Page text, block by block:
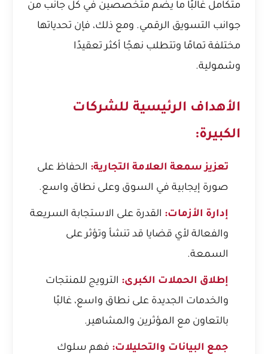
متكامل غالبًا ما يضم متخصصين في كل جانب من
جوانب التسويق الرقمي. ومع ذلك، فإن تحدياتها
مختلفة تمامًا وتتطلب نهجًا أكثر تعقيدًا
وشمولية.
الأهداف الرئيسية للشركات
الكبيرة:
تعزيز سمعة العلامة التجارية: الحفاظ على
صورة إيجابية في السوق وعلى نطاق واسع.
إدارة الأزمات: القدرة على الاستجابة السريعة
والفعالة لأي قضايا قد تنشأ وتؤثر على
السمعة.
إطلاق الحملات الكبرى: الترويج للمنتجات
والخدمات الجديدة على نطاق واسع، غالبًا
بالتعاون مع المؤثرين والمشاهير.
جمع البيانات والتحليلات: فهم سلوك